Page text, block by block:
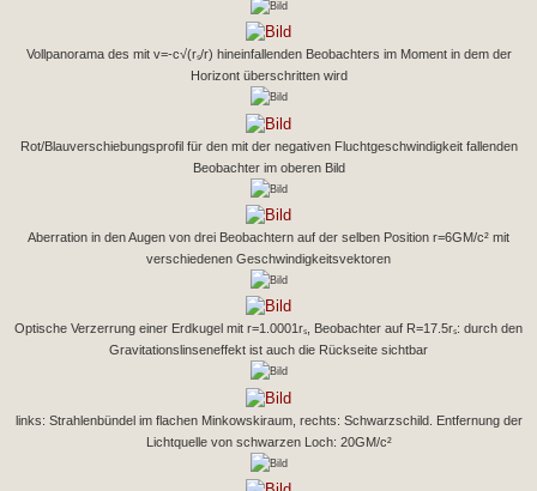
Vollpanorama des mit v=-c√(rₛ/r) hineinfallenden Beobachters im Moment in dem der
Horizont überschritten wird
Rot/Blauverschiebungsprofil für den mit der negativen Fluchtgeschwindigkeit fallenden
Beobachter im oberen Bild
Aberration in den Augen von drei Beobachtern auf der selben Position r=6GM/c² mit
verschiedenen Geschwindigkeitsvektoren
Optische Verzerrung einer Erdkugel mit r=1.0001rₛ, Beobachter auf R=17.5rₛ: durch den
Gravitationslinseneffekt ist auch die Rückseite sichtbar
links: Strahlenbündel im flachen Minkowskiraum, rechts: Schwarzschild. Entfernung der
Lichtquelle von schwarzen Loch: 20GM/c²